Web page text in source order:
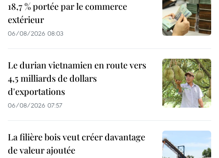
18,7 % portée par le commerce
extérieur
06/08/2026 08:03
Le durian vietnamien en route vers
4,5 milliards de dollars
d'exportations
06/08/2026 07:57
La filière bois veut créer davantage
de valeur ajoutée